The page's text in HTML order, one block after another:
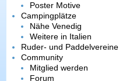
Poster Motive
Campingplätze
Nähe Venedig
Weitere in Italien
Ruder- und Paddelvereine
Community
Mitglied werden
Forum